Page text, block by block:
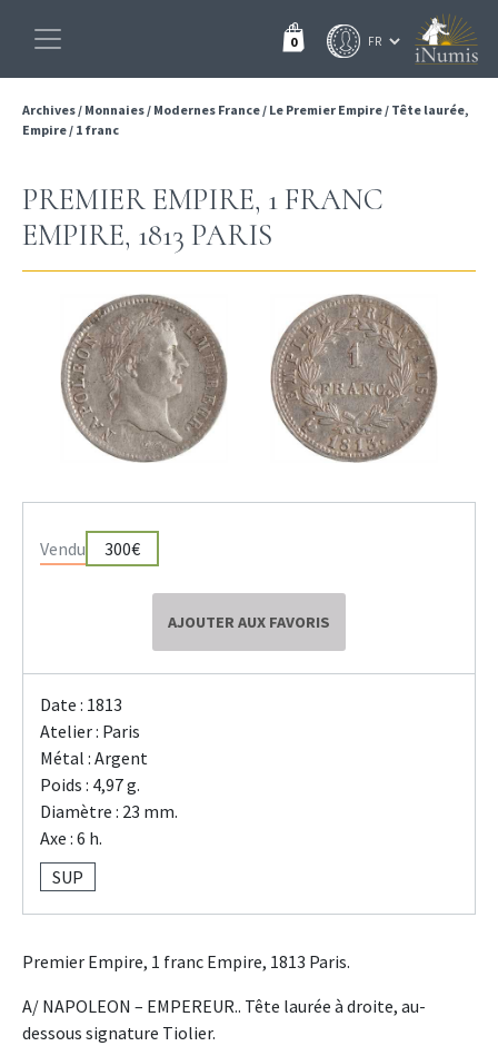
0
Archives/ Monnaies/ Modernes France/ Le Premier Empire/ Tête laurée,
Empire/ 1 franc
PREMIER EMPIRE, 1 FRANC
EMPIRE, 1813 PARIS
Vendu 300€
AJOUTER AUX FAVORIS
Date : 1813
Atelier : Paris
Métal : Argent
Poids : 4,97 g.
Diamètre : 23 mm.
Axe : 6 h.
SUP
Premier Empire, 1 franc Empire, 1813 Paris.
A/ NAPOLEON – EMPEREUR.. Tête laurée à droite, au-
dessous signature Tiolier.